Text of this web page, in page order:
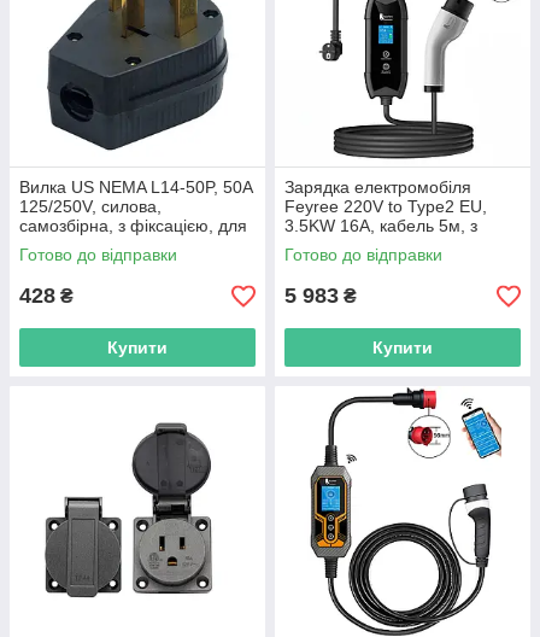
Вилка US NEMA L14-50P, 50A
125/250V, силова,
самозбірна, з фіксацією, для
американської розетки
Готово до відправки
428 ₴
Купити
Зарядка електромобіля
Feyree 220V to Type2 EU,
3.5KW 16A, кабель 5м, з
сумкою, APP версія, WiFi
смарт контроль
Готово до відправки
5 983 ₴
Купити